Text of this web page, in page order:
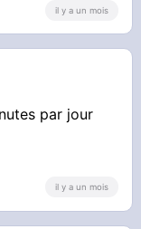
il y a un mois
par jour
il y a un mois